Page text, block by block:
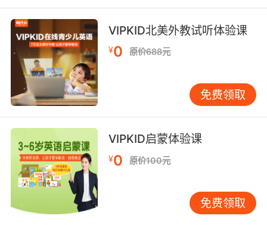
的要将“f”和“fe”变成“v”再加-es，比如“knife-
knives（刀子）”。
小学英语语法部分详解之一般现在时
一般现在时的构成中通常有这样的词：一是be动
为动词，比如“We study English（我们一起学习
英语）”。表示事物、人物的特征和状态，比如
“The sky is blue（天空是蓝色的）”；表示经常
性或者是习惯性的动作，比如“I get up at six
every day（我每天都是六点起床）”；表示的是
一种客观现实，比如“The earth goes around
VIPKID北美外教试听体验课
¥0 原价688元
免费领取
VIPKID启蒙体验课
¥0 原价100元
免费领取